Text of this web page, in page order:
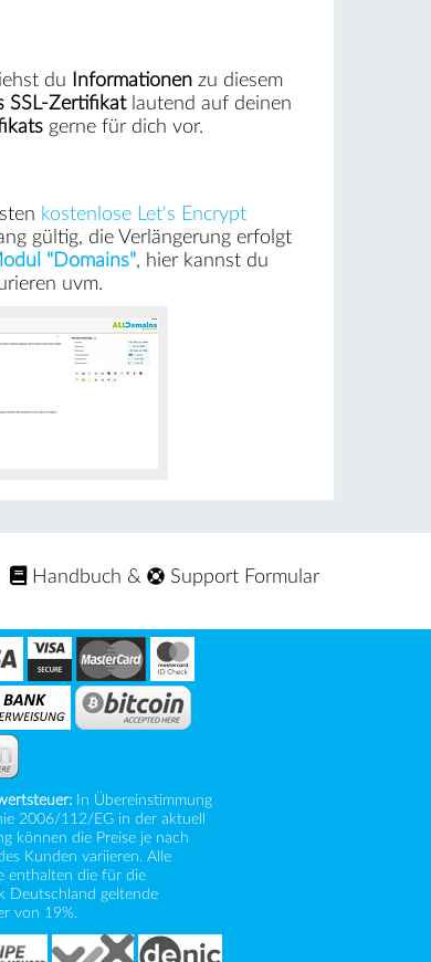
du Informationenzu diesem
SSL-Zertifikatlautend auf deinen
gerne für dich vor.
kostenlose Let's Encrypt
gültig, die Verlängerung erfolgt
"Domains", hier kannst du
uvm.
Handbuch & Support Formular
In Übereinstimmung
2006/112/EG in der aktuell
können die Preise je nach
Kunden variieren. Alle
enthalten die für die
Deutschland geltende
von 19%.